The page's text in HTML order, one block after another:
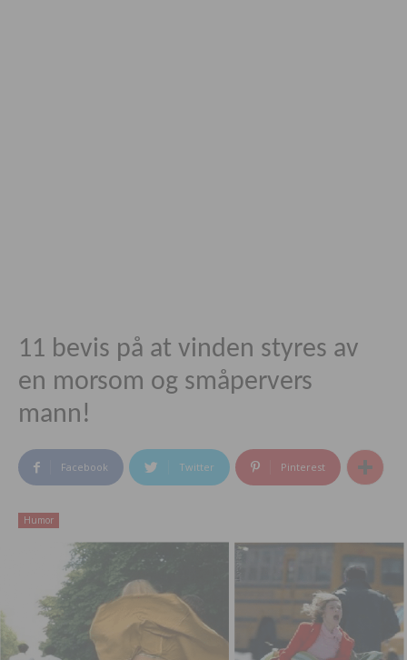
11 bevis på at vinden styres av
en morsom og småpervers
mann!
Facebook Twitter Pinterest
Humor